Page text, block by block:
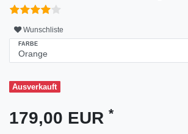
Wunschliste
FARBE
Ausverkauft
179,00 EUR *